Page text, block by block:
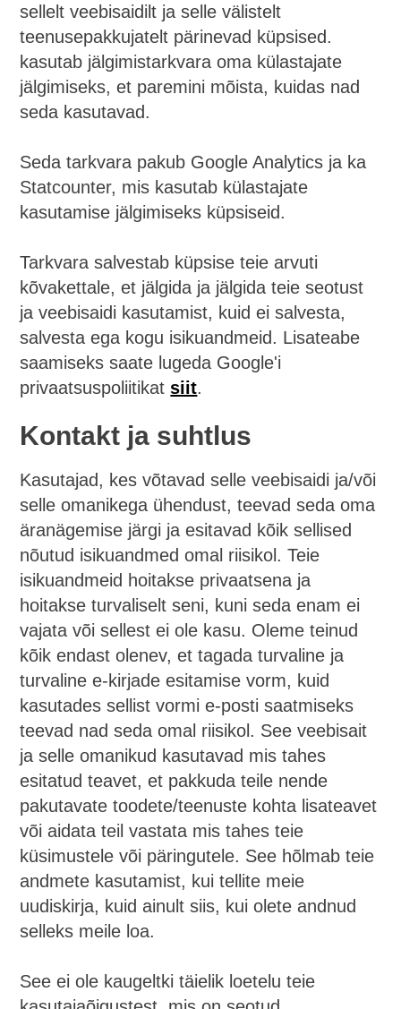
sellelt veebisaidilt ja selle välistelt
teenusepakkujatelt pärinevad küpsised.
kasutab jälgimistarkvara oma külastajate
jälgimiseks, et paremini mõista, kuidas nad
seda kasutavad.
Seda tarkvara pakub Google Analytics ja ka
Statcounter, mis kasutab külastajate
kasutamise jälgimiseks küpsiseid.
Tarkvara salvestab küpsise teie arvuti
kõvakettale, et jälgida ja jälgida teie seotust
ja veebisaidi kasutamist, kuid ei salvesta,
salvesta ega kogu isikuandmeid. Lisateabe
saamiseks saate lugeda Google'i
privaatsuspoliitikatsiit.
Kontakt ja suhtlus
Kasutajad, kes võtavad selle veebisaidi ja/või
selle omanikega ühendust, teevad seda oma
äranägemise järgi ja esitavad kõik sellised
nõutud isikuandmed omal riisikol. Teie
isikuandmeid hoitakse privaatsena ja
hoitakse turvaliselt seni, kuni seda enam ei
vajata või sellest ei ole kasu. Oleme teinud
kõik endast olenev, et tagada turvaline ja
turvaline e-kirjade esitamise vorm, kuid
kasutades sellist vormi e-posti saatmiseks
teevad nad seda omal riisikol. See veebisait
ja selle omanikud kasutavad mis tahes
esitatud teavet, et pakkuda teile nende
pakutavate toodete/teenuste kohta lisateavet
või aidata teil vastata mis tahes teie
küsimustele või päringutele. See hõlmab teie
andmete kasutamist, kui tellite meie
uudiskirja, kuid ainult siis, kui olete andnud
selleks meile loa.
See ei ole kaugeltki täielik loetelu teie